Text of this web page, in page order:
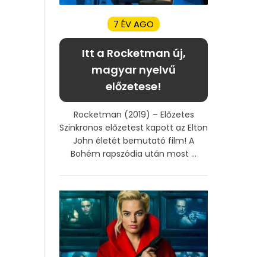
7 ÉV AGO
Itt a Rocketman új,
magyar nyelvű
előzetese!
Rocketman (2019) – Előzetes
Szinkronos előzetest kapott az Elton
John életét bemutató film! A
Bohém rapszódia után most ...